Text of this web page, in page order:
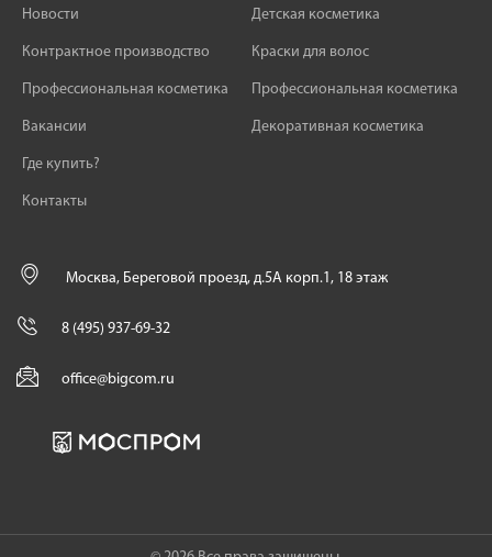
Новости
Контрактное производство
Профессиональная косметика
Вакансии
Где купить?
Контакты
Детская косметика
Краски для волос
Профессиональная косметика
Декоративная косметика
Москва, Береговой проезд, д.5А корп.1, 18 этаж
8 (495) 937-69-32
office@bigcom.ru